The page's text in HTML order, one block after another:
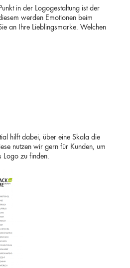
in der Logogestaltung ist der
werden Emotionen beim
an Ihre Lieblingsmarke. Welchen
hilft dabei, über eine Skala die
nutzen wir gern für Kunden, um
Logo zu finden.